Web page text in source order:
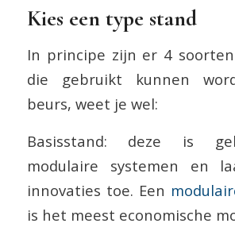
Kies een type stand
In principe zijn er 4
die gebruikt kunnen
beurs, weet je wel:
Basisstand: deze is
modulaire systemen en
innovaties toe. Een
is het meest economische